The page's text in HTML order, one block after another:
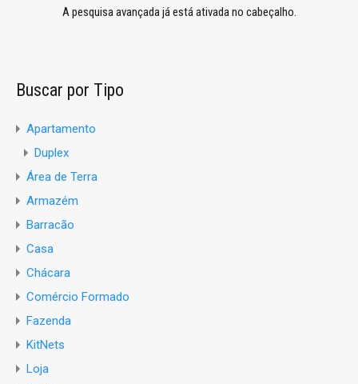
A pesquisa avançada já está ativada no cabeçalho.
Buscar por Tipo
Apartamento
Duplex
Área de Terra
Armazém
Barracão
Casa
Chácara
Comércio Formado
Fazenda
KitNets
Loja